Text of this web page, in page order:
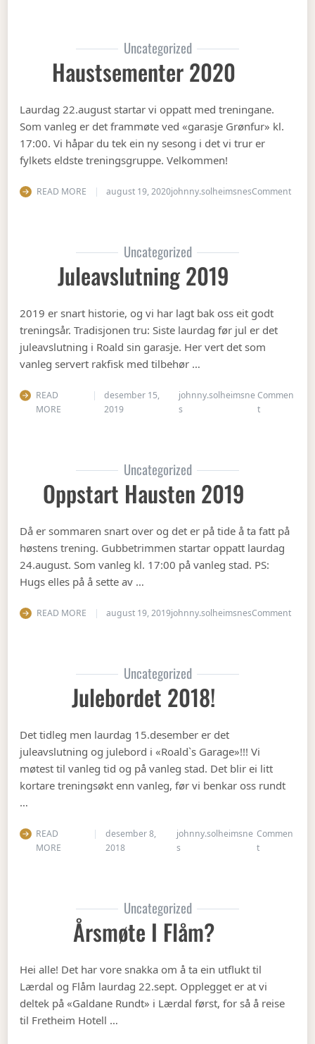
Uncategorized
Haustsementer 2020
Laurdag 22.august startar vi oppatt med treningane.
Som vanleg er det frammøte ved «garasje Grønfur» kl.
17:00. Vi håpar du tek ein ny sesong i det vi trur er
fylkets eldste treningsgruppe. Velkommen!
READ MORE august 19, 2020johnny.solheimsnesCommenton
Uncategorized
Juleavslutning 2019
2019 er snart historie, og vi har lagt bak oss eit godt
treningsår. Tradisjonen tru: Siste laurdag før jul er det
juleavslutning i Roald sin garasje. Her vert det som
vanleg servert rakfisk med tilbehør …
READ
MORE
desember 15,
2019
johnny.solheimsne
s
Commen
ton
Uncategorized
Oppstart Hausten 2019
Då er sommaren snart over og det er på tide å ta fatt på
høstens trening. Gubbetrimmen startar oppatt laurdag
24.august. Som vanleg kl. 17:00 på vanleg stad. PS:
Hugs elles på å sette av …
READ MORE august 19, 2019johnny.solheimsnesCommenton
Uncategorized
Julebordet 2018!
Det tidleg men laurdag 15.desember er det
juleavslutning og julebord i «Roald`s Garage»!!! Vi
møtest til vanleg tid og på vanleg stad. Det blir ei litt
kortare treningsøkt enn vanleg, før vi benkar oss rundt
…
READ
MORE
desember 8,
2018
johnny.solheimsne
s
Commen
ton Julebordet
Uncategorized
Årsmøte I Flåm?
Hei alle! Det har vore snakka om å ta ein utflukt til
Lærdal og Flåm laurdag 22.sept. Opplegget er at vi
deltek på «Galdane Rundt» i Lærdal først, for så å reise
til Fretheim Hotell …